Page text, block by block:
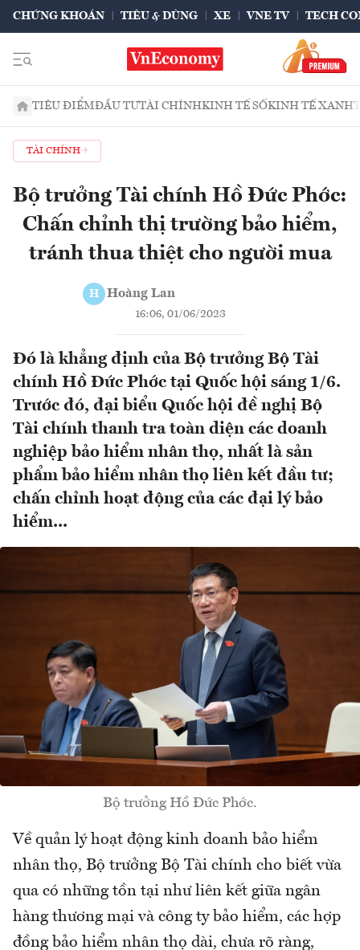
CHỨNG KHOÁN TIÊU & DÙNG XE VNE TV TECH
TIÊU ĐIỂMĐẦU TƯTÀI CHÍNHKINH TẾ SỐKINH TẾ XANH
TÀI CHÍNH
Bộ trưởng Tài chính Hồ Đức Phớc:
Chấn chỉnh thị trường bảo hiểm,
tránh thua thiệt cho người mua
H Hoàng Lan
16:06, 01/06/2023
Đó là khẳng định của Bộ trưởng Bộ Tài
chính Hồ Đức Phớc tại Quốc hội sáng 1/6.
Trước đó, đại biểu Quốc hội đề nghị Bộ
Tài chính thanh tra toàn diện các doanh
nghiệp bảo hiểm nhân thọ, nhất là sản
phẩm bảo hiểm nhân thọ liên kết đầu tư;
chấn chỉnh hoạt động của các đại lý bảo
hiểm...
Bộ trưởng Hồ Đức Phớc.
Về quản lý hoạt động kinh doanh bảo hiểm
nhân thọ, Bộ trưởng Bộ Tài chính cho biết vừa
qua có những tồn tại như liên kết giữa ngân
hàng thương mại và công ty bảo hiểm, các hợp
đồng bảo hiểm nhân thọ dài, chưa rõ ràng,